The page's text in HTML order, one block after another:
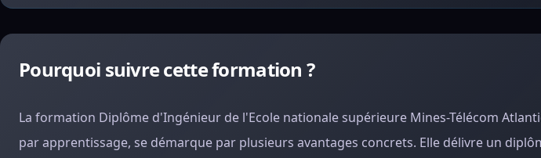
Pourquoi suivre cette formation ?
La formation Diplôme d'Ingénieur de l'Ecole nationale supérieure Mines-Télécom
par apprentissage, se démarque par plusieurs avantages concrets. Elle délivre un